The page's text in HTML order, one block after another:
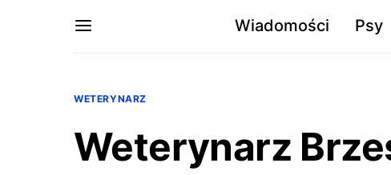
Wiadomości Psy
WETERYNARZ
Weterynarz